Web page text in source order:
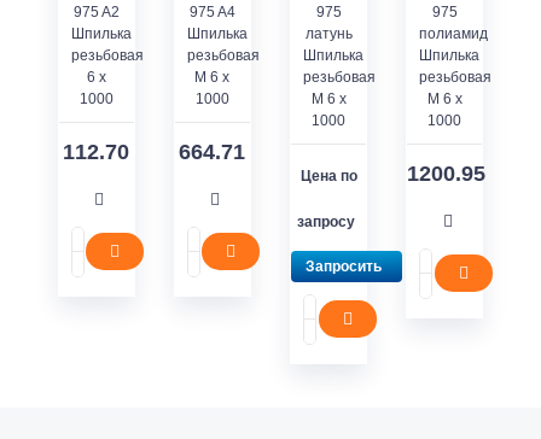
975 A2
Шпилька
резьбовая
6 х
1000
112.70
975 A4
Шпилька
резьбовая
M 6 x
1000
664.71
975
латунь
Шпилька
резьбовая
M 6 x
1000
Цена по
запросу
Запросить
975
полиамид
Шпилька
резьбовая
M 6 x
1000
1200.95